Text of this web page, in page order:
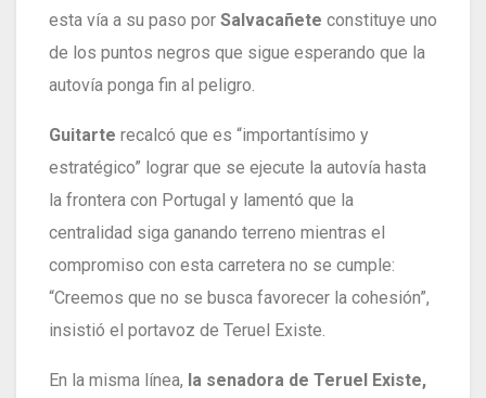
esta vía a su paso por Salvacañete constituye uno
de los puntos negros que sigue esperando que la
autovía ponga fin al peligro.
Guitarte recalcó que es “importantísimo y
estratégico” lograr que se ejecute la autovía hasta
la frontera con Portugal y lamentó que la
centralidad siga ganando terreno mientras el
compromiso con esta carretera no se cumple:
“Creemos que no se busca favorecer la cohesión”,
insistió el portavoz de Teruel Existe.
En la misma línea, la senadora de Teruel Existe,